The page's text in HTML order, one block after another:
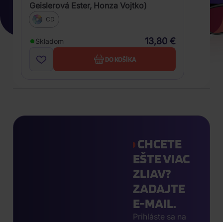
Geislerová Ester, Honza Vojtko)
CD
Skladom 13,80 €
DO KOŠÍKA
CHCETE
EŠTE VIAC
ZLIAV?
ZADAJTE
E-MAIL.
Prihláste sa na